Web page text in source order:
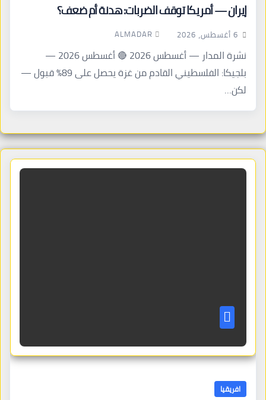
إيران — أمريكا توقف الضربات: هدنة أم ضعف؟
6 أغسطس، 2026 ALMADAR
نشرة المدار — أغسطس 2026 🔴 أغسطس 2026 —
بلجيكا: الفلسطيني القادم من غزة يحصل على 89% قبول —
لكن…
افريقيا